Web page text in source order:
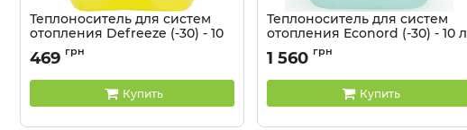
Теплоноситель для систем
отопления Defreeze (-30) - 10
469 грн
Купить
Теплоноситель для систем
отопления Econord (-30) - 10 л
1 560 грн
Купить